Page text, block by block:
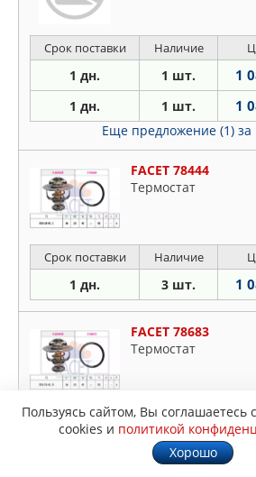
Срок поставки Наличие
1 дн. 1 шт. 1
1 дн. 1 шт. 1
Еще предложение (1) за
FACET 78444
Tермостат
Срок поставки Наличие
1 дн. 3 шт. 1
FACET 78683
Tермостат
Срок поставки Наличие
2 шт.
Пользуясь сайтом, Вы соглашаетесь
cookies и политикой
Хорошо